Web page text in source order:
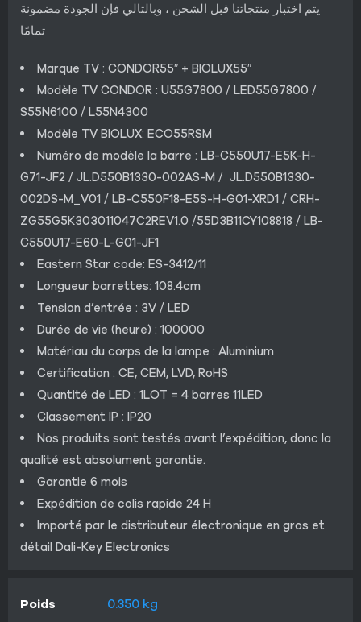
يتم اختبار منتجاتنا قبل الشحن ، وبالتالي فإن الجودة مضمونة
تمامًا
Marque TV : CONDOR55″ + BIOLUX55″
Modèle TV CONDOR : U55G7800 / LED55G7800 /
S55N6100 / L55N4300
Modèle TV BIOLUX: ECO55RSM
Numéro de modèle la barre : LB-C550U17-E5K-H-
G71-JF2 / JL.D550B1330-002AS-M / JL.D550B1330-
002DS-M_V01 / LB-C550F18-E5S-H-G01-XRD1 / CRH-
ZG55G5K303011047C2REV1.0 /55D3B11CY108818 / LB-
C550U17-E60-L-G01-JF1
Eastern Star code: ES-3412/11
Longueur barrettes: 108.4cm
Tension d’entrée : 3V / LED
Durée de vie (heure) : 100000
Matériau du corps de la lampe : Aluminium
Certification : CE, CEM, LVD, RoHS
Quantité de LED : 1LOT = 4 barres 11LED
Classement IP : IP20
Nos produits sont testés avant l’expédition, donc la
qualité est absolument garantie.
Garantie 6 mois
Expédition de colis rapide 24 H
Importé par le distributeur électronique en gros et
détail Dali-Key Electronics
Poids
0.350 kg